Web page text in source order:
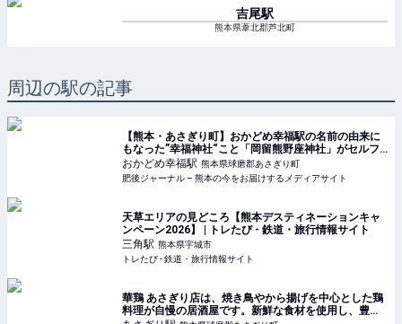
吉尾駅
熊本県葦北郡芦北町
周辺の駅の記事
【熊本・あさぎり町】おかどめ幸福駅の名前の由来に
もなった”幸福神社“こと「岡留熊野座神社」がセルフ
サービスすぎる。 | 肥後ジャーナル – 熊本の今をお届
けするメディアサイト
おかどめ幸福駅 熊本県球磨郡あさぎり町
肥後ジャーナル – 熊本の今をお届けするメディアサイト
天草エリアの見どころ【熊本デスティネーションキャ
ンペーン2026】 | トレたび - 鉄道・旅行情報サイト
三角駅 熊本県宇城市
トレたび - 鉄道・旅行情報サイト
華鶏 あさぎり店は、焼き鳥やから揚げを中心とした鶏
料理が自慢の居酒屋です。新鮮な食材を使用し、豊富